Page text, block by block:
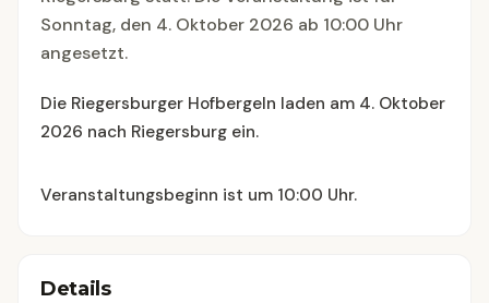
Sonntag, den 4. Oktober 2026 ab 10:00 Uhr
angesetzt.
Die Riegersburger Hofbergeln laden am 4. Oktober
2026 nach Riegersburg ein.
Veranstaltungsbeginn ist um 10:00 Uhr.
Details